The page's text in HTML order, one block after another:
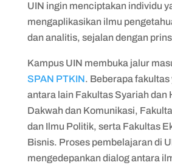
UIN ingin menciptakan individu
mengaplikasikan ilmu
dan analitis, sejalan dengan
Kampus UIN membuka jalur
SPAN PTKIN. Beberapa fakultas
antara lain Fakultas Syariah dan
Dakwah dan Komunikasi,
dan Ilmu Politik, serta Fakultas
Bisnis. Proses pembelajaran di
mengedepankan dialog antara